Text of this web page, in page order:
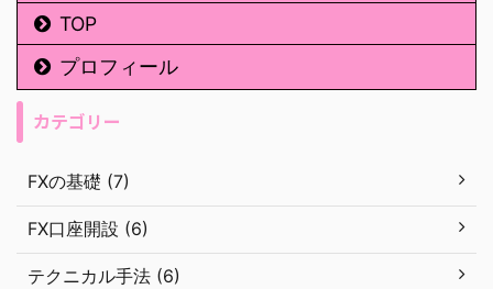
TOP
プロフィール
カテゴリー
FXの基礎 (7)
FX口座開設 (6)
テクニカル手法 (6)